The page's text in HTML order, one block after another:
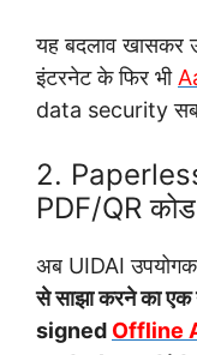
यह बदलाव खासकर
इंटरनेट के फिर भी
data security सबसे
2.
PDF/QR कोड
अब UIDAI
से साझा करने का एक
signed Offline